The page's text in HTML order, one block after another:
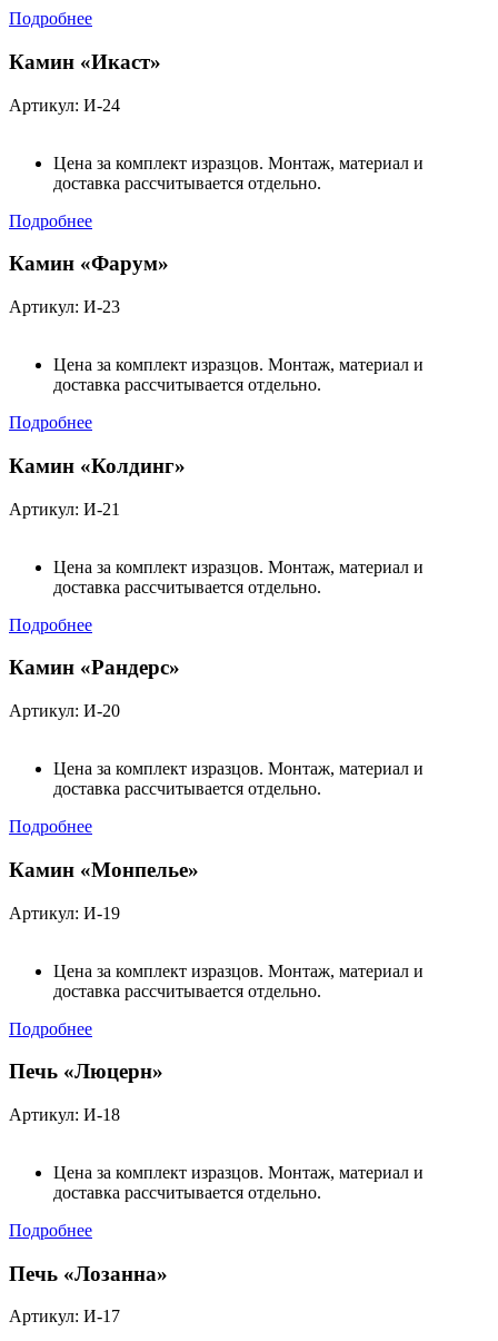
Подробнее
Камин «Икаст»
Артикул: И-24
Цена за комплект изразцов. Монтаж, материал и
доставка рассчитывается отдельно.
Подробнее
Камин «Фарум»
Артикул: И-23
Цена за комплект изразцов. Монтаж, материал и
доставка рассчитывается отдельно.
Подробнее
Камин «Колдинг»
Артикул: И-21
Цена за комплект изразцов. Монтаж, материал и
доставка рассчитывается отдельно.
Подробнее
Камин «Рандерс»
Артикул: И-20
Цена за комплект изразцов. Монтаж, материал и
доставка рассчитывается отдельно.
Подробнее
Камин «Монпелье»
Артикул: И-19
Цена за комплект изразцов. Монтаж, материал и
доставка рассчитывается отдельно.
Подробнее
Печь «Люцерн»
Артикул: И-18
Цена за комплект изразцов. Монтаж, материал и
доставка рассчитывается отдельно.
Подробнее
Печь «Лозанна»
Артикул: И-17